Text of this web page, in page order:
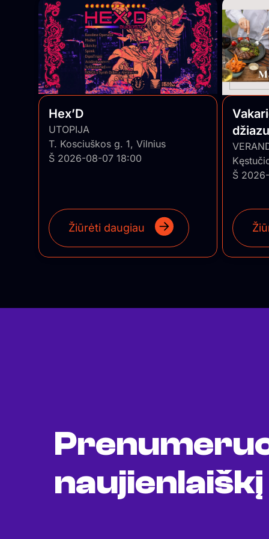
Hex’D
UTOPIJA
T. Kosciuškos g. 1, Vilnius
Š 2026-08-07 18:00
Žiūrėti daugiau
trio”
Š
naujienlaiškį